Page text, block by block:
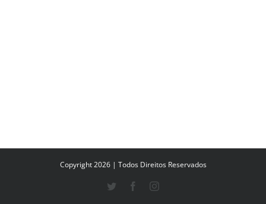
Copyright 2026 | Todos Direitos Reservados
Twitter FacebookInstagram